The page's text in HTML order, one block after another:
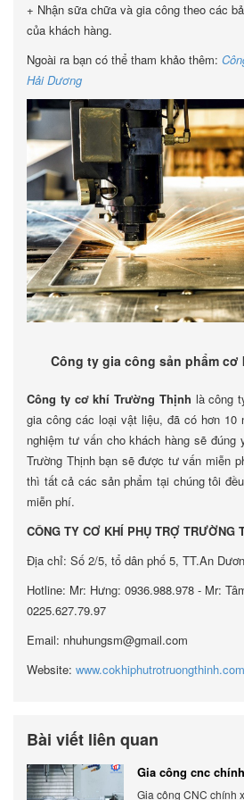
+ Nhận sữa chữa và gia công theo các
của khách hàng.
Ngoài ra bạn có thể tham khảo thêm:
Hải Dương
Công ty gia công sản phẩm cơ
Công ty cơ khí Trường Thịnh là công
gia công các loại vật liệu, đã có hơn 10
nghiệm tư vấn cho khách hàng sẽ đúng
Trường Thịnh bạn sẽ được tư vấn miễn
thì tất cả các sản phẩm tại chúng tôi
miễn phí.
CÔNG TY CƠ KHÍ PHỤ TRỢ TRƯỜNG
Địa chỉ: Số 2/5, tổ dân phố 5, TT.An
Hotline: Mr: Hưng: 0936.988.978 - Mr:
0225.627.79.97
Email: nhuhungsm@gmail.com
Website: www.cokhiphutrotruongthinh.com
Bài viết liên quan
Gia công cnc
chính xác, đẳng
Gia công CNC chính